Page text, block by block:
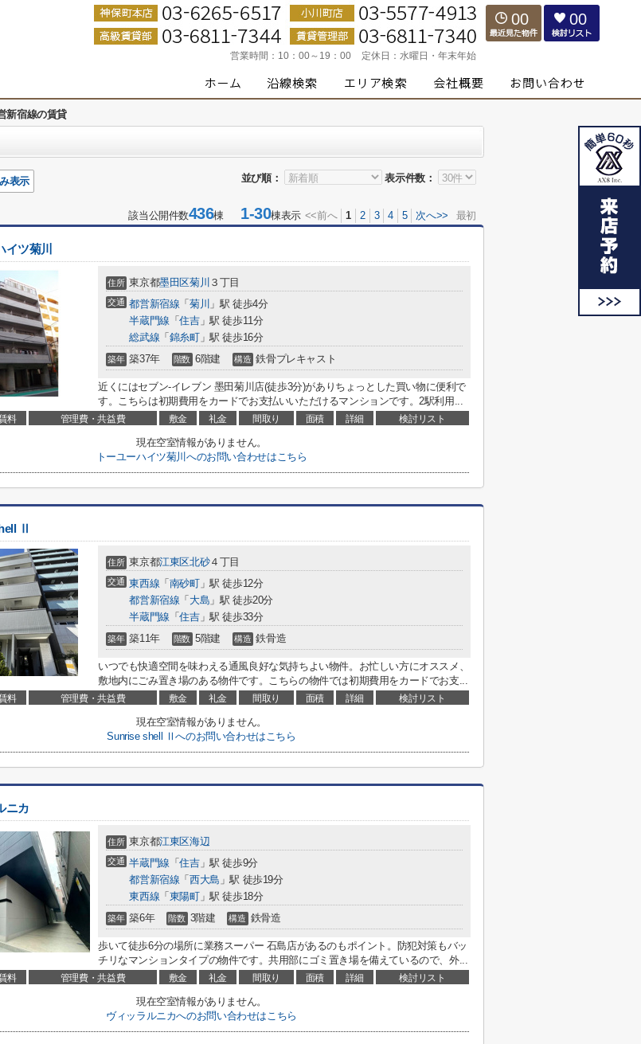
営業時間： 10：00～19：00 定休日： 水曜日・年末年始
00 00
新宿線の賃貸
並び順： 表示件数：
表示
該当公開件数436棟 1-30棟表示 <<前へ 1 2 3 4 5 次へ>> 最初
イツ菊川
住所 東京都墨田区菊川 ３丁目
交通 都営新宿線 「 菊川 」駅 徒歩4分
半蔵門線 「住吉」駅 徒歩11分
総武線 「 錦糸町」駅 徒歩16分
築年 築37年 階数 6階建 構造 鉄骨プレキャスト
近くにはセブン‐イレブン 墨田菊川店(徒歩3分)がありちょっとした買い物に便利で
す。こちらは初期費用をカードでお支払いいただけるマンションです。2駅利用...
料 管理費・共益費 敷金 礼金 間取り 面積 詳細 検討リスト
現在空室情報がありません。
トーユーハイツ菊川へのお問い合わせはこちら
Ⅱ
住所 東京都江東区北砂４丁目
交通 東西線 「 南砂町」駅 徒歩12分
都営新宿線 「 大島 」駅 徒歩20分
半蔵門線 「住吉」駅 徒歩33分
築年 築11年 階数 5階建 構造 鉄骨造
いつでも快適空間を味わえる通風良好な気持ちよい物件。お忙しい方にオススメ、
敷地内にごみ置き場のある物件です。こちらの物件では初期費用をカードでお支...
料 管理費・共益費 敷金 礼金 間取り 面積 詳細 検討リスト
現在空室情報がありません。
Sunrise shell Ⅱへのお問い合わせはこちら
ニカ
住所 東京都江東区海辺
交通 半蔵門線 「住吉」駅 徒歩9分
都営新宿線 「 西大島 」駅 徒歩19分
東西線 「 東陽町」駅 徒歩18分
築年 築6年 階数 3階建 構造 鉄骨造
歩いて徒歩6分の場所に業務スーパー 石島店があるのもポイント。防犯対策もバッ
チリなマンションタイプの物件です。共用部にゴミ置き場を備えているので、外...
料 管理費・共益費 敷金 礼金 間取り 面積 詳細 検討リスト
現在空室情報がありません。
ヴィッラルニカへのお問い合わせはこちら